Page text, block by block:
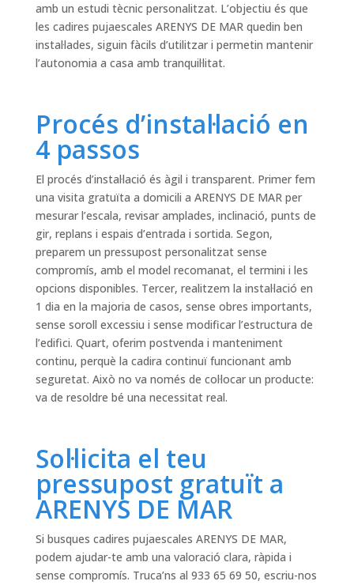
amb un estudi tècnic personalitzat. L’objectiu és que
les cadires pujaescales ARENYS DE MAR quedin ben
instal·lades, siguin fàcils d’utilitzar i permetin mantenir
l’autonomia a casa amb tranquil·litat.
Procés d’instal·lació en
4 passos
El procés d’instal·lació és àgil i transparent. Primer fem
una visita gratuïta a domicili a ARENYS DE MAR per
mesurar l’escala, revisar amplades, inclinació, punts de
gir, replans i espais d’entrada i sortida. Segon,
preparem un pressupost personalitzat sense
compromís, amb el model recomanat, el termini i les
opcions disponibles. Tercer, realitzem la instal·lació en
1 dia en la majoria de casos, sense obres importants,
sense soroll excessiu i sense modificar l’estructura de
l’edifici. Quart, oferim postvenda i manteniment
continu, perquè la cadira continuï funcionant amb
seguretat. Això no va només de col·locar un producte:
va de resoldre bé una necessitat real.
Sol·licita el teu
pressupost gratuït a
ARENYS DE MAR
Si busques cadires pujaescales ARENYS DE MAR,
podem ajudar-te amb una valoració clara, ràpida i
sense compromís. Truca’ns al 933 65 69 50, escriu-nos